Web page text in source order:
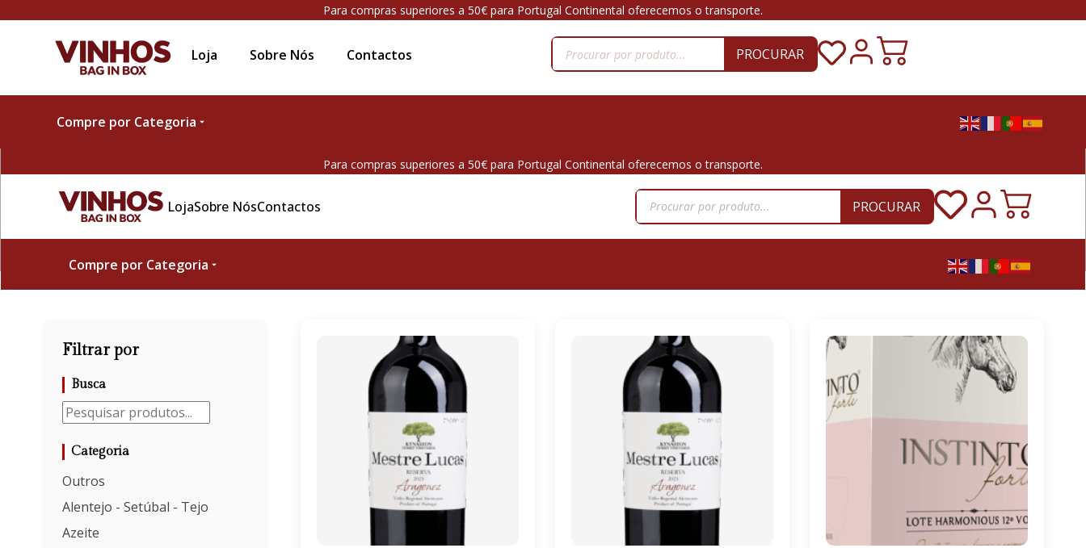
Para compras superiores a 50€ para Portugal Continental oferecemos o transporte.
Loja Sobre Nós Contactos PROCURAR
Compre por Categoria
Para compras superiores a 50€ para Portugal Continental oferecemos o transporte.
LojaSobre NósContactos PROCURAR
Compre por Categoria
Filtrar por
Busca
Categoria
Outros
Alentejo - Setúbal - Tejo
Azeite